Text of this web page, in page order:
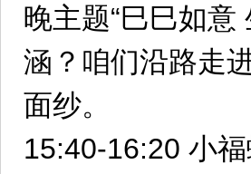
晚主题“巳巳如意
涵？咱们沿路走
面纱。
15:40-16:20 小